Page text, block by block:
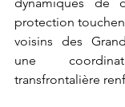
protection
voisins des
une
transfrontalière